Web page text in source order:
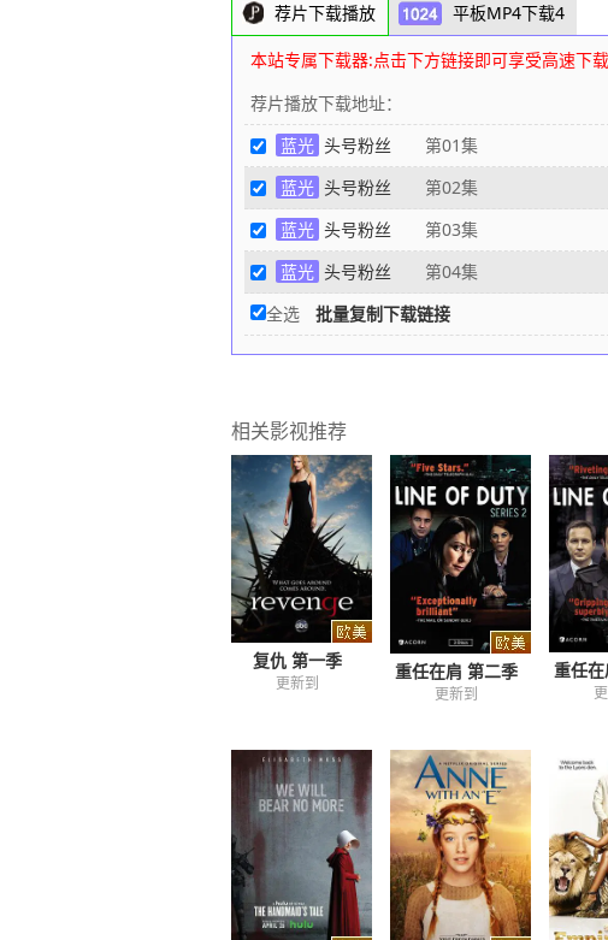
荐片下载播放 平板MP4下载4
本站专属下载器:点击下方链接即可享受高速下
荐片播放下载地址：
蓝光 头号粉丝 第01集
蓝光 头号粉丝 第02集
蓝光 头号粉丝 第03集
蓝光 头号粉丝 第04集
全选
批量复制下载链接
相关影视推荐
复仇 第一季
更新到
重任在肩 第二季
更新到
重任